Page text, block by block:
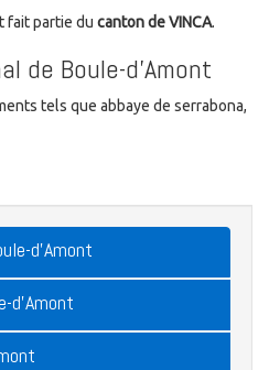
fait partie du canton de VINCA.
de Boule-d'Amont
tels que abbaye de serrabona,
d'Amont
d'Amont